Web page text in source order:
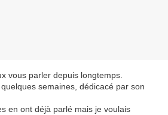
vous parler depuis longtemps.
semaines, dédicacé par son
en ont déjà parlé mais je voulais